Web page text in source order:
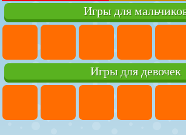
Игры для
Игры для девочек